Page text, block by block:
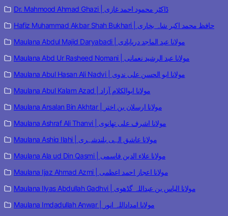
Dr. Mahmood Ahmad Ghazi | ڈاکٹر محمود احمد غازی
Hafiz Muhammad Akbar Shah Bukhari | حافظ محمد اکبر شاہ بخاری
Maulana Abdul Majid Daryabadi | مولانا عبد الماجد دریابادی
Maulana Abd Ur Rasheed Nomani | مولانا عبد الرشید نعمانی
Maulana Abul Hasan Ali Nadvi | مولانا ابو الحسن علی ندوی
Maulana Abul Kalam Azad | مولانا ابوالکلام آزاد
Maulana Arsalan Bin Akhtar | مولانا ارسلان بن اختر
Maulana Ashraf Ali Thanvi | مولانا اشرف علی تھانوی
Maulana Ashiq Ilahi | مولانا عاشق الہی بلندشہری
Maulana Ala ud Din Qasmi | مولانا علاء الدین قاسمی
Maulana Ijaz Ahmad Azmi | مولانا اعجاز احمد اعظمی
Maulana Ilyas Abdullah Gadhvi | مولانا الیاس بن عبداللہ گڈھوی
Maulana Imdadullah Anwar | مولانا امداداللہ انور